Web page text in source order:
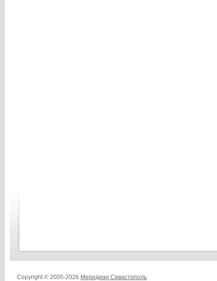
Copyright © 2005-2026 Меридиан Севастополь